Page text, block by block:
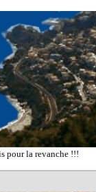
pour la revanche !!!